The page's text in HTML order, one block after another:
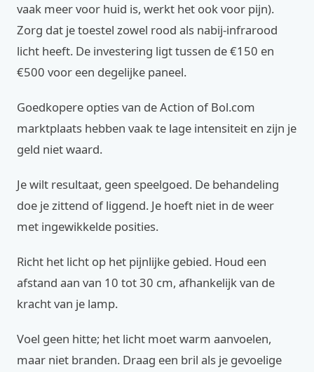
vaak meer voor huid is, werkt het ook voor pijn).
Zorg dat je toestel zowel rood als nabij-infrarood
licht heeft. De investering ligt tussen de €150 en
€500 voor een degelijke paneel.
Goedkopere opties van de Action of Bol.com
marktplaats hebben vaak te lage intensiteit en zijn je
geld niet waard.
Je wilt resultaat, geen speelgoed. De behandeling
doe je zittend of liggend. Je hoeft niet in de weer
met ingewikkelde posities.
Richt het licht op het pijnlijke gebied. Houd een
afstand aan van 10 tot 30 cm, afhankelijk van de
kracht van je lamp.
Voel geen hitte; het licht moet warm aanvoelen,
maar niet branden. Draag een bril als je gevoelige